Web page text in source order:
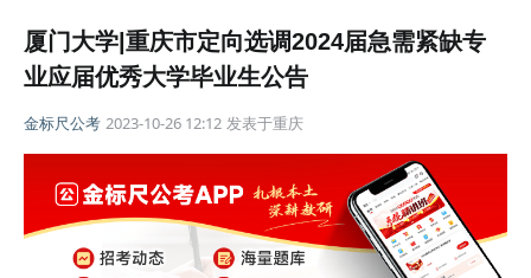
厦门大学|重庆市定向选调2024届急需紧缺专
业应届优秀大学毕业生公告
金标尺公考 2023-10-26 12:12 发表于重庆